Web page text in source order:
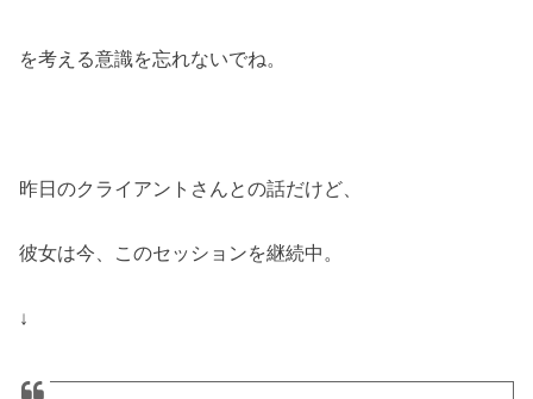
を考える意識を忘れないでね。
昨日のクライアントさんとの話だけど、
彼女は今、このセッションを継続中。
↓